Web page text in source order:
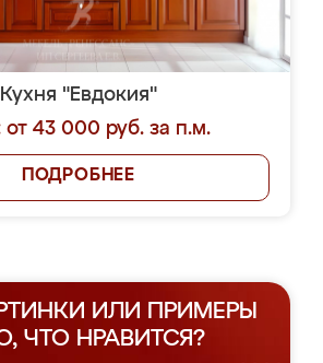
Кухня "Евдокия"
от 43 000 руб. за п.м.
ПОДРОБНЕЕ
ИЛИ ПРИМЕРЫ
ЧТО НРАВИТСЯ?